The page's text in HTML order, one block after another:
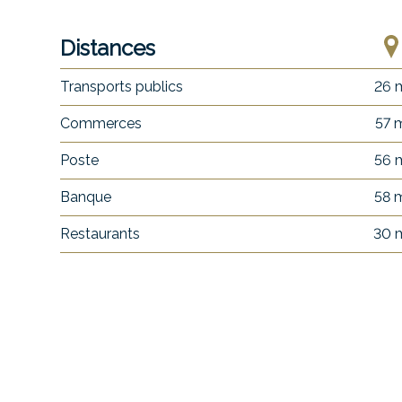
Distances
Transports publics 26
Commerces 57
Poste 56
Banque 58
Restaurants 30